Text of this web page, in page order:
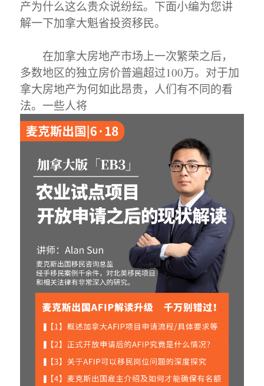
产为什么这么贵众说纷纭。下面小编为您讲
解一下加拿大魁省投资移民。
在加拿大房地产市场上一次繁荣之后，
多数地区的独立房价普遍超过100万。对于加
拿大房地产为何如此昂贵，人们有不同的看
法。一些人将